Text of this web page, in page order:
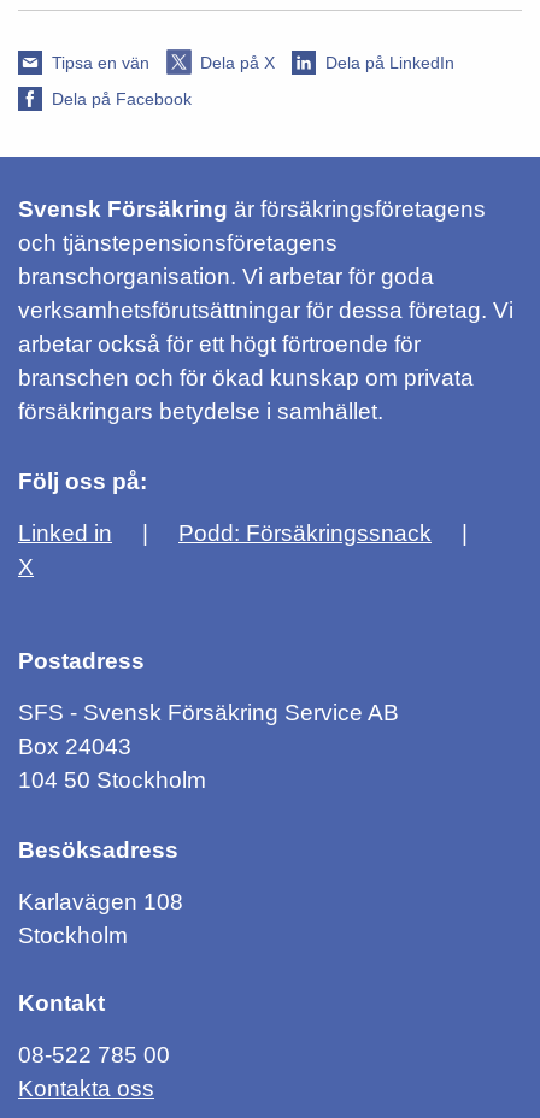
Tipsa en vän Dela på X
Dela på LinkedIn
Dela på Facebook
Svensk Försäkring är försäkringsföretagens
och tjänstepensionsföretagens
branschorganisation. Vi arbetar för goda
verksamhetsförutsättningar för dessa företag. Vi
arbetar också för ett högt förtroende för
branschen och för ökad kunskap om privata
försäkringars betydelse i samhället.
Följ oss på:
Linked in
Podd: Försäkringssnack
X
Postadress
SFS - Svensk Försäkring Service AB
Box 24043
104 50 Stockholm
Besöksadress
Karlavägen 108
Stockholm
Kontakt
08-522 785 00
Kontakta oss